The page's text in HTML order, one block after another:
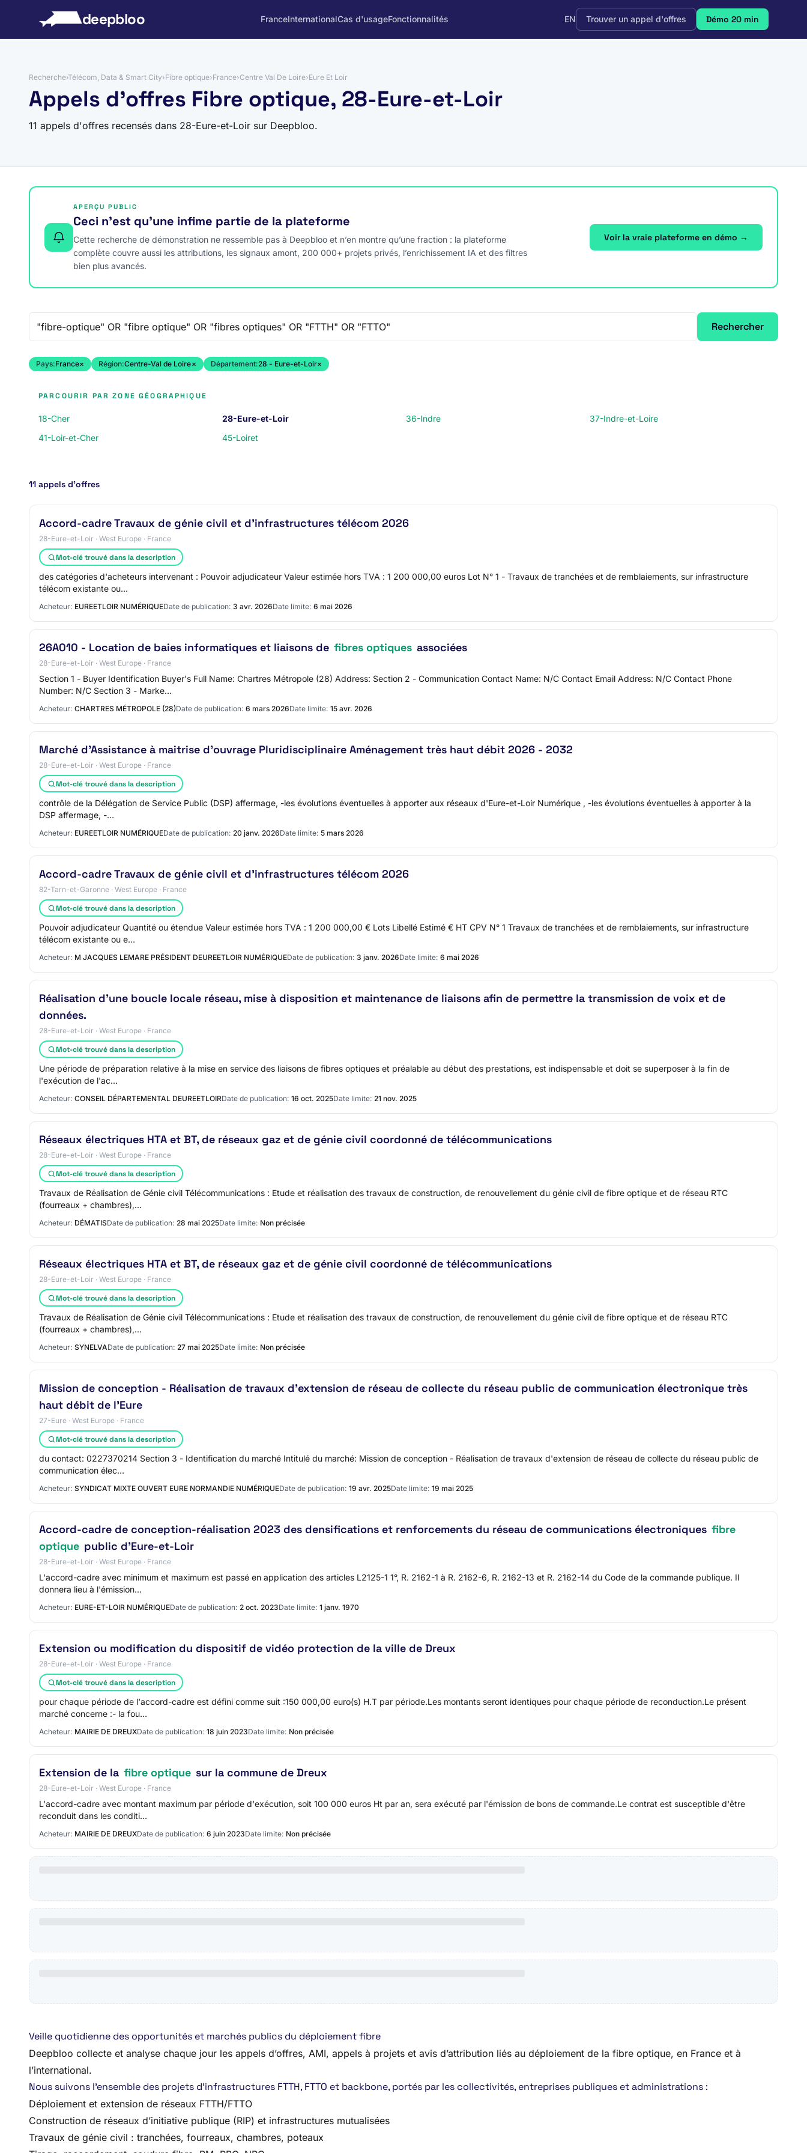
deepbloo FranceInternationalCas d'usageFonctionnalités EN Trouver un appel d'offres Démo 20 min
Recherche›Télécom, Data & Smart City›Fibre optique›France›Centre Val De Loire›Eure Et Loir
Appels d'offres Fibre optique, 28-Eure-et-Loir
11 appels d'offres recensés dans 28-Eure-et-Loir sur Deepbloo.
APERÇU PUBLIC
Ceci n’est qu’une infime partie de la plateforme
Cette recherche de démonstration ne ressemble pas à Deepbloo et n’en montre qu’une fraction : la plateforme
complète couvre aussi les attributions, les signaux amont, 200 000+ projets privés, l’enrichissement IA et des filtres
bien plus avancés.
Voir la vraie plateforme en démo →
Rechercher
Pays:France× Région:Centre-Val de Loire× Département:28 - Eure-et-Loir×
PARCOURIR PAR ZONE GÉOGRAPHIQUE
18-Cher 28-Eure-et-Loir 36-Indre
37-Indre-et-Loire
41-Loir-et-Cher
45-Loiret
11 appels d’offres
Accord-cadre Travaux de génie civil et d'infrastructures télécom 2026
28-Eure-et-Loir · West Europe · France
Mot-clé trouvé dans la description
des catégories d'acheteurs intervenant : Pouvoir adjudicateur Valeur estimée hors TVA : 1 200 000,00 euros Lot N° 1 - Travaux de tranchées et de remblaiements, sur infrastructure
télécom existante ou…
Acheteur: EUREETLOIR NUMÉRIQUEDate de publication: 3 avr. 2026Date limite: 6 mai 2026
26A010 - Location de baies informatiques et liaisons de fibres optiques associées
28-Eure-et-Loir · West Europe · France
Section 1 - Buyer Identification Buyer's Full Name: Chartres Métropole (28) Address: Section 2 - Communication Contact Name: N/C Contact Email Address: N/C Contact Phone
Number: N/C Section 3 - Marke…
Acheteur: CHARTRES MÉTROPOLE (28)Date de publication: 6 mars 2026Date limite: 15 avr. 2026
Marché d'Assistance à maitrise d'ouvrage Pluridisciplinaire Aménagement très haut débit 2026 - 2032
28-Eure-et-Loir · West Europe · France
Mot-clé trouvé dans la description
contrôle de la Délégation de Service Public (DSP) affermage, -les évolutions éventuelles à apporter aux réseaux d'Eure-et-Loir Numérique , -les évolutions éventuelles à apporter à la
DSP affermage, -…
Acheteur: EUREETLOIR NUMÉRIQUEDate de publication: 20 janv. 2026Date limite: 5 mars 2026
Accord-cadre Travaux de génie civil et d'infrastructures télécom 2026
82-Tarn-et-Garonne · West Europe · France
Mot-clé trouvé dans la description
Pouvoir adjudicateur Quantité ou étendue Valeur estimée hors TVA : 1 200 000,00 € Lots Libellé Estimé € HT CPV N° 1 Travaux de tranchées et de remblaiements, sur infrastructure
télécom existante ou e…
Acheteur: M JACQUES LEMARE PRÉSIDENT DEUREETLOIR NUMÉRIQUEDate de publication: 3 janv. 2026Date limite: 6 mai 2026
Réalisation d'une boucle locale réseau, mise à disposition et maintenance de liaisons afin de permettre la transmission de voix et de
données.
28-Eure-et-Loir · West Europe · France
Mot-clé trouvé dans la description
Une période de préparation relative à la mise en service des liaisons de fibres optiques et préalable au début des prestations, est indispensable et doit se superposer à la fin de
l'exécution de l'ac…
Acheteur: CONSEIL DÉPARTEMENTAL DEUREETLOIRDate de publication: 16 oct. 2025Date limite: 21 nov. 2025
Réseaux électriques HTA et BT, de réseaux gaz et de génie civil coordonné de télécommunications
28-Eure-et-Loir · West Europe · France
Mot-clé trouvé dans la description
Travaux de Réalisation de Génie civil Télécommunications : Etude et réalisation des travaux de construction, de renouvellement du génie civil de fibre optique et de réseau RTC
(fourreaux + chambres),…
Acheteur: DÉMATISDate de publication: 28 mai 2025Date limite: Non précisée
Réseaux électriques HTA et BT, de réseaux gaz et de génie civil coordonné de télécommunications
28-Eure-et-Loir · West Europe · France
Mot-clé trouvé dans la description
Travaux de Réalisation de Génie civil Télécommunications : Etude et réalisation des travaux de construction, de renouvellement du génie civil de fibre optique et de réseau RTC
(fourreaux + chambres),…
Acheteur: SYNELVADate de publication: 27 mai 2025Date limite: Non précisée
Mission de conception - Réalisation de travaux d'extension de réseau de collecte du réseau public de communication électronique très
haut débit de l'Eure
27-Eure · West Europe · France
Mot-clé trouvé dans la description
du contact: 0227370214 Section 3 - Identification du marché Intitulé du marché: Mission de conception - Réalisation de travaux d'extension de réseau de collecte du réseau public de
communication élec…
Acheteur: SYNDICAT MIXTE OUVERT EURE NORMANDIE NUMÉRIQUEDate de publication: 19 avr. 2025Date limite: 19 mai 2025
Accord-cadre de conception-réalisation 2023 des densifications et renforcements du réseau de communications électroniques fibre
optique public d'Eure-et-Loir
28-Eure-et-Loir · West Europe · France
L'accord-cadre avec minimum et maximum est passé en application des articles L2125-1 1°, R. 2162-1 à R. 2162-6, R. 2162-13 et R. 2162-14 du Code de la commande publique. Il
donnera lieu à l'émission…
Acheteur: EURE-ET-LOIR NUMÉRIQUEDate de publication: 2 oct. 2023Date limite: 1 janv. 1970
Extension ou modification du dispositif de vidéo protection de la ville de Dreux
28-Eure-et-Loir · West Europe · France
Mot-clé trouvé dans la description
pour chaque période de l'accord-cadre est défini comme suit :150 000,00 euro(s) H.T par période.Les montants seront identiques pour chaque période de reconduction.Le présent
marché concerne :- la fou…
Acheteur: MAIRIE DE DREUXDate de publication: 18 juin 2023Date limite: Non précisée
Extension de la fibre optique sur la commune de Dreux
28-Eure-et-Loir · West Europe · France
L'accord-cadre avec montant maximum par période d'exécution, soit 100 000 euros Ht par an, sera exécuté par l'émission de bons de commande.Le contrat est susceptible d'être
reconduit dans les conditi…
Acheteur: MAIRIE DE DREUXDate de publication: 6 juin 2023Date limite: Non précisée
Veille quotidienne des opportunités et marchés publics du déploiement fibre
Deepbloo collecte et analyse chaque jour les appels d’offres, AMI, appels à projets et avis d’attribution liés au déploiement de la fibre optique, en France et à
l’international.
Nous suivons l’ensemble des projets d’infrastructures FTTH, FTTO et backbone, portés par les collectivités, entreprises publiques et administrations :
Déploiement et extension de réseaux FTTH/FTTO
Construction de réseaux d’initiative publique (RIP) et infrastructures mutualisées
Travaux de génie civil : tranchées, fourreaux, chambres, poteaux